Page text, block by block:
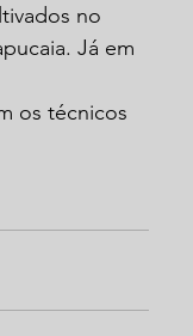
no
Já em
os técnicos